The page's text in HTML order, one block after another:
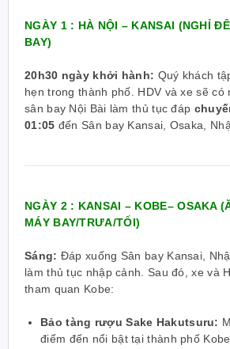
NGÀY 1 : HÀ NỘI – KANSAI (NGHỈ
BAY)
20h30 ngày khởi hành: Quý khách
hẹn trong thành phố. HDV và xe sẽ có
sân bay Nội Bài làm thủ tục đáp
01:05 đến Sân bay Kansai, Osaka,
NGÀY 2 : KANSAI – KOBE– OSAKA
MÁY BAY/TRƯA/TỐI)
Sáng: Đáp xuống Sân bay Kansai,
làm thủ tục nhập cảnh. Sau đó, xe và
tham quan Kobe:
Bảo tàng rượu Sake Hakutsuru:
điểm đến nổi bật tại thành phố